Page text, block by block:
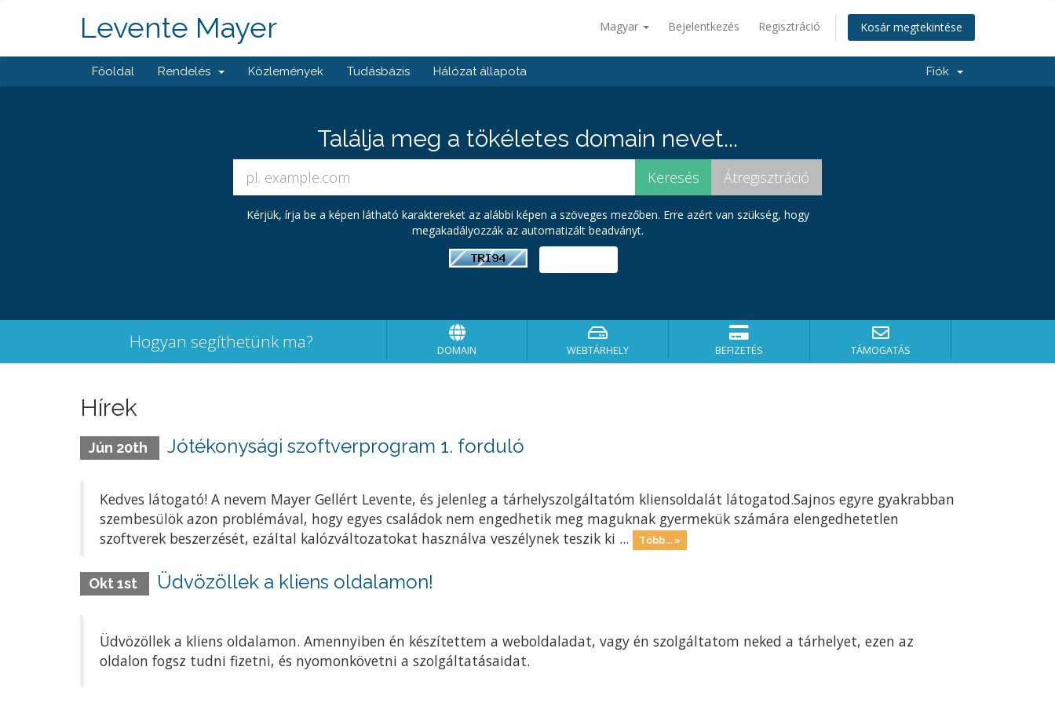
Magyar Bejelentkezés Regisztráció Kosár megtekintése
Levente Mayer
Főoldal Rendelés Közlemények Tudásbázis Hálózat állapota Fiók
Találja meg a tökéletes domain nevet...
Kérjük, írja be a képen látható karaktereket az alábbi képen a szöveges mezőben. Erre azért van szükség, hogy
megakadályozzák az automatizált beadványt.
Hogyan segíthetünk ma? DOMAIN WEBTÁRHELY BEFIZETÉS TÁMOGATÁS
Hírek
Jún 20th Jótékonysági szoftverprogram 1. forduló
Kedves látogató! A nevem Mayer Gellért Levente, és jelenleg a tárhelyszolgáltatóm kliensoldalát látogatod.Sajnos egyre gyakrabban
szembesülök azon problémával, hogy egyes családok nem engedhetik meg maguknak gyermekük számára elengedhetetlen
szoftverek beszerzését, ezáltal kalózváltozatokat használva veszélynek teszik ki ...
Több... »
Okt 1st Üdvözöllek a kliens oldalamon!
Üdvözöllek a kliens oldalamon. Amennyiben én készítettem a weboldaladat, vagy én szolgáltatom neked a tárhelyet, ezen az
oldalon fogsz tudni fizetni, és nyomonkövetni a szolgáltatásaidat.